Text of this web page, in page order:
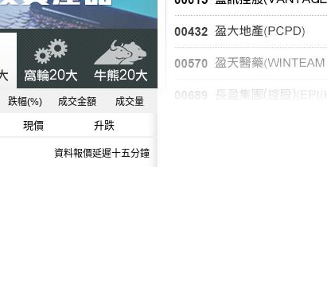
跌幅(%) 成交金額 成交量
現價 升跌
資料報價延遲十五分鐘